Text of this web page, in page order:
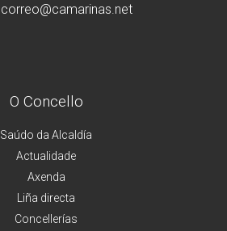
correo@camarinas.net
O Concello
Saúdo da Alcaldía
Actualidade
Axenda
Liña directa
Concellerías